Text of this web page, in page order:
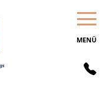
MENÜ